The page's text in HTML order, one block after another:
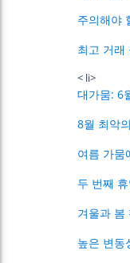
주의해야
최고 거래
< li>
대가뭄: 6
8월 최악
여름 가뭄
두 번째
겨울과 봄
높은 변동